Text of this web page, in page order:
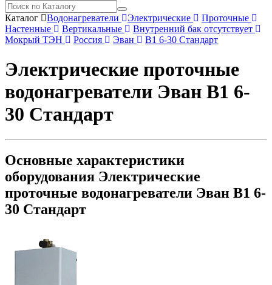
Каталог Водонагреватели Электрические
Проточные
Настенные
Вертикальные
Внутренний бак отсутствует
Мокрый ТЭН
Россия Эван В1 6-30 Стандарт
Электрические проточные
водонагреватели Эван В1 6-
30 Стандарт
Основные характеристики
оборудования Электрические
проточные водонагреватели Эван В1 6-
30 Стандарт